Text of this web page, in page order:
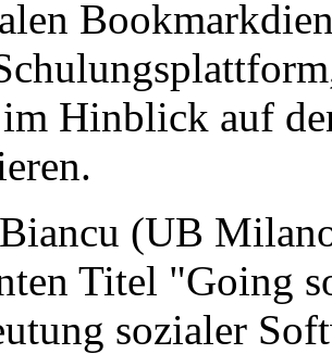
Hinblick auf
(UB
Titel "Going
sozialer